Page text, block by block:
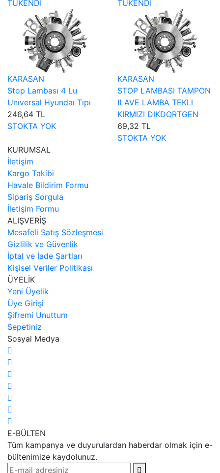
TÜKENDİ
KARASAN
Stop Lambası 4 Lu
Unıversal Hyundaı Tıpı
246,64 TL
STOKTA YOK
TÜKENDİ
KARASAN
STOP LAMBASI TAMPON
ILAVE LAMBA TEKLI
KIRMIZI DIKDORTGEN
69,32 TL
STOKTA YOK
KURUMSAL
İletişim
Kargo Takibi
Havale Bildirim Formu
Sipariş Sorgula
İletişim Formu
ALIŞVERİŞ
Mesafeli Satış Sözleşmesi
Gizlilik ve Güvenlik
İptal ve İade Şartları
Kişisel Veriler Politikası
ÜYELİK
Yeni Üyelik
Üye Girişi
Şifremi Unuttum
Sepetiniz
Sosyal Medya
E-BÜLTEN
Tüm kampanya ve duyurulardan haberdar olmak için e-
bültenimize kaydolunuz.